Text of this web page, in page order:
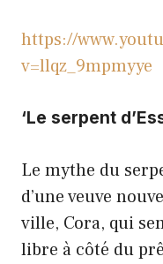
https://
v=llqz_9mpmyye
‘Le serpent
Le mythe du
d’une veuve
ville, Cora, qui
libre à côté du